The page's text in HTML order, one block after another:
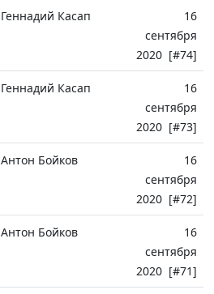
Геннадий Касап
16
сентября
2020 [#74]
Геннадий Касап
16
сентября
2020 [#73]
Антон Бойков
16
сентября
2020 [#72]
Антон Бойков
16
сентября
2020 [#71]